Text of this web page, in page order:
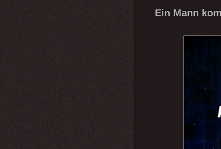
Ein Mann